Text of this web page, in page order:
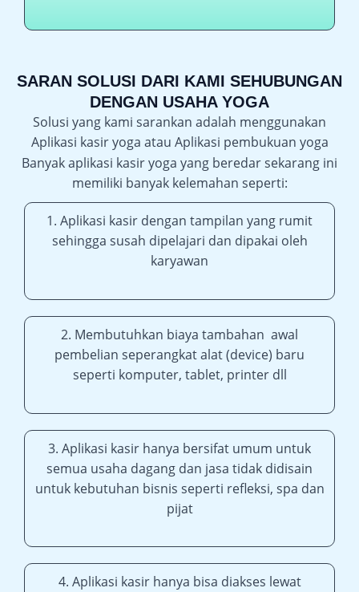
SARAN SOLUSI DARI KAMI SEHUBUNGAN
DENGAN USAHA YOGA
Solusi yang kami sarankan adalah menggunakan
Aplikasi kasir yoga atau Aplikasi pembukuan yoga
Banyak aplikasi kasir yoga yang beredar sekarang ini
memiliki banyak kelemahan seperti:
1. Aplikasi kasir dengan tampilan yang rumit
sehingga susah dipelajari dan dipakai oleh
karyawan
2. Membutuhkan biaya tambahan awal
pembelian seperangkat alat (device) baru
seperti komputer, tablet, printer dll
3. Aplikasi kasir hanya bersifat umum untuk
semua usaha dagang dan jasa tidak didisain
untuk kebutuhan bisnis seperti refleksi, spa dan
pijat
4. Aplikasi kasir hanya bisa diakses lewat